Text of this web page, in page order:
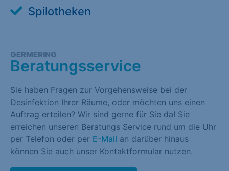
Spilotheken
GERMERING
Beratungsservice
Sie haben Fragen zur Vorgehensweise bei der
Desinfektion Ihrer Räume, oder möchten uns einen
Auftrag erteilen? Wir sind gerne für Sie da! Sie
erreichen unseren Beratungs Service rund um die Uhr
per Telefon oder per E-Mail an darüber hinaus
können Sie auch unser Kontaktformular nutzen.